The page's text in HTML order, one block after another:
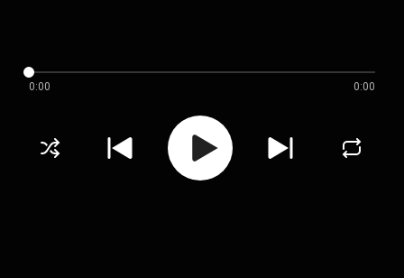
0:00 0:00